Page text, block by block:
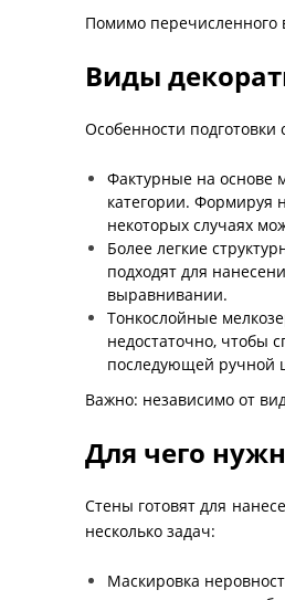
Помимо перечисленного
Виды
Особенности
Фактурные на основе
категории. Формируя
некоторых случаях
Более легкие
подходят для
выравнивании.
Тонкослойные
недостаточно, чтобы
последующей ручной
Важно: независимо от
Для чего
Стены готовят для
несколько задач:
Маскировка